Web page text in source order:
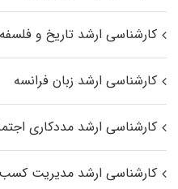
کارشناسی ارشد تاریخ و
کارشناسی ارشد زبان فرانسه
کارشناسی ارشد مددکاری
کارشناسی ارشد مدیریت